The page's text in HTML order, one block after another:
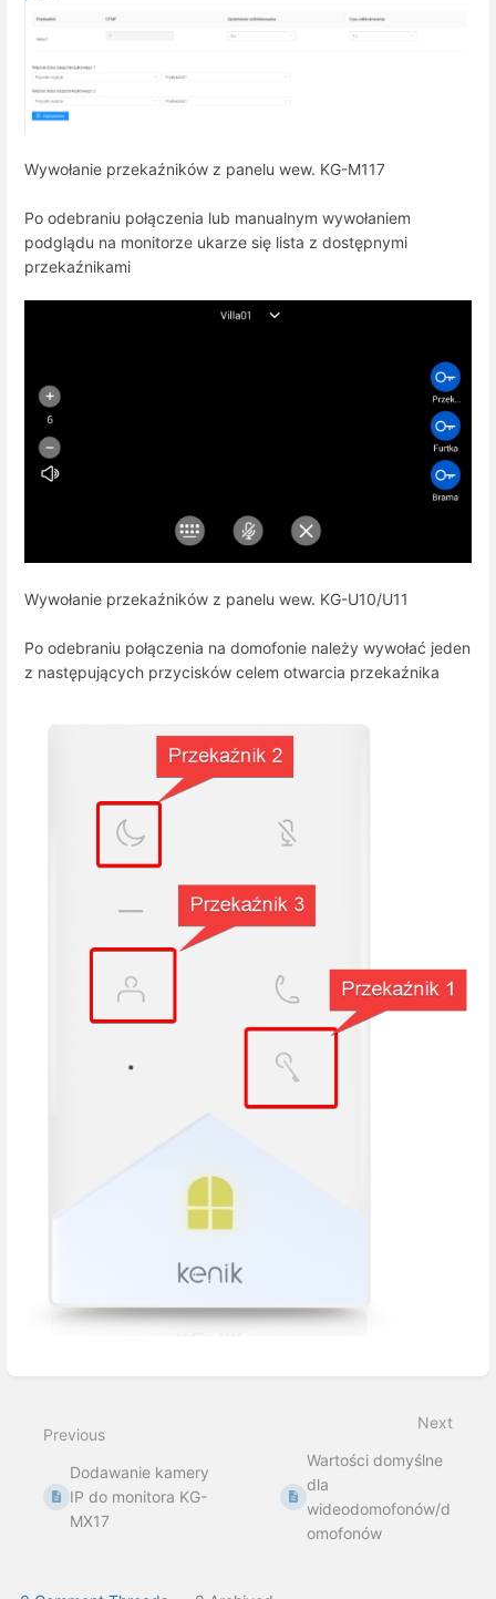
Wywołanie przekaźników z panelu wew. KG-M117
Po odebraniu połączenia lub manualnym wywołaniem
podglądu na monitorze ukarze się lista z dostępnymi
przekaźnikami
Wywołanie przekaźników z panelu wew. KG-U10/U11
Po odebraniu połączenia na domofonie należy wywołać jeden
z następujących przycisków celem otwarcia przekaźnika
mode
Previous
Dodawanie kamery
IP do monitora KG-
MX17
Next
Wartości domyślne
dla
wideodomofonów/d
omofonów